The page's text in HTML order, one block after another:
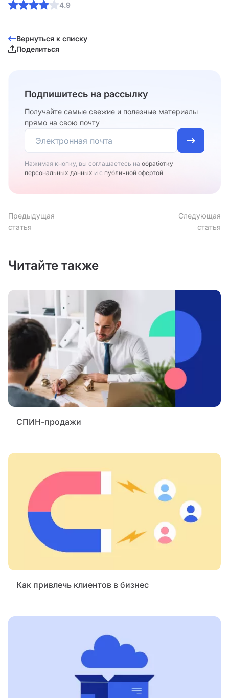
4.9
Вернуться к списку
Поделиться
Подпишитесь на рассылку
Получайте самые свежие и полезные материалы
прямо на свою почту
Нажимая кнопку, вы соглашаетесь на обработку
персональных данных и с публичной офертой
Предыдущая
статья
Следующая
статья
Читайте также
СПИН-продажи
Как привлечь клиентов в бизнес